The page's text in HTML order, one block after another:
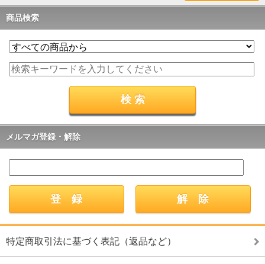
商品検索
メルマガ登録・解除
特定商取引法に基づく表記（返品など）